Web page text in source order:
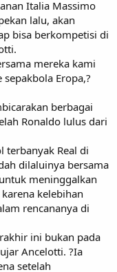
Italia Massimo
lalu, akan
bisa berkompetisi di
mereka kami
Eropa,?
berbagai
Ronaldo lulus dari
terbanyak Real di
dilaluinya bersama
meninggalkan
kelebihan
rencananya di
ini bukan pada
Ancelotti. ?Ia
setelah